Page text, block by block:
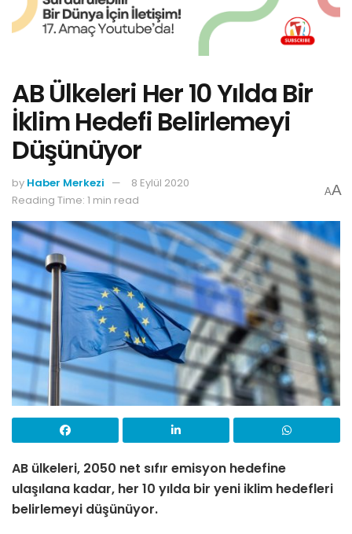
AB Ülkeleri Her 10 Yılda Bir
İklim Hedefi Belirlemeyi
Düşünüyor
by Haber Merkezi
8 Eylül 2020
Reading Time: 1 min read
AA
AB ülkeleri, 2050 net sıfır emisyon hedefine
ulaşılana kadar, her 10 yılda bir yeni iklim hedefleri
belirlemeyi düşünüyor.